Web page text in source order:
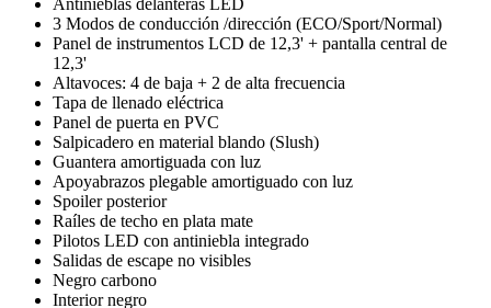
3 Modos de conducción /dirección (ECO/Sport/Normal)
Panel de instrumentos LCD de 12,3' + pantalla central de
12,3'
Altavoces: 4 de baja + 2 de alta frecuencia
Tapa de llenado eléctrica
Panel de puerta en PVC
Salpicadero en material blando (Slush)
Guantera amortiguada con luz
Apoyabrazos plegable amortiguado con luz
Spoiler posterior
Raíles de techo en plata mate
Pilotos LED con antiniebla integrado
Salidas de escape no visibles
Negro carbono
Interior negro